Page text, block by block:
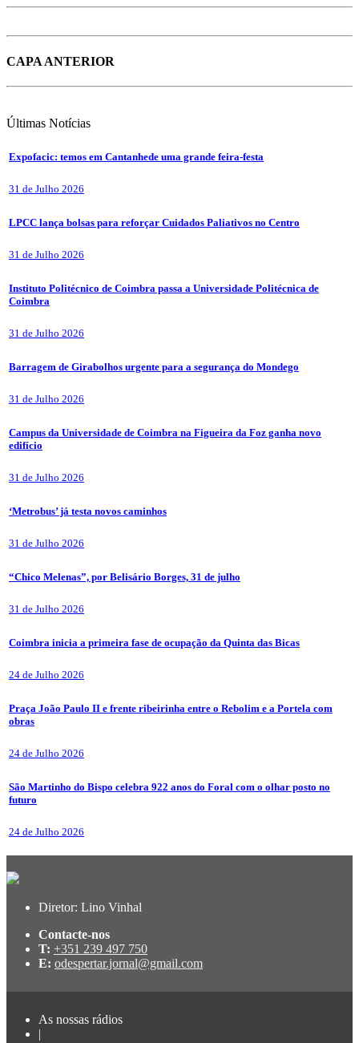
CAPA ANTERIOR
Últimas Notícias
Expofacic: temos em Cantanhede uma grande feira-festa
31 de Julho 2026
LPCC lança bolsas para reforçar Cuidados Paliativos no Centro
31 de Julho 2026
Instituto Politécnico de Coimbra passa a Universidade Politécnica de
Coimbra
31 de Julho 2026
Barragem de Girabolhos urgente para a segurança do Mondego
31 de Julho 2026
Campus da Universidade de Coimbra na Figueira da Foz ganha novo
edifício
31 de Julho 2026
‘Metrobus’ já testa novos caminhos
31 de Julho 2026
“Chico Melenas”, por Belisário Borges, 31 de julho
31 de Julho 2026
Coimbra inicia a primeira fase de ocupação da Quinta das Bicas
24 de Julho 2026
Praça João Paulo II e frente ribeirinha entre o Rebolim e a Portela com
obras
24 de Julho 2026
São Martinho do Bispo celebra 922 anos do Foral com o olhar posto no
futuro
24 de Julho 2026
Diretor: Lino Vinhal
Contacte-nos
T: +351 239 497 750
E: odespertar.jornal@gmail.com
As nossas rádios
|